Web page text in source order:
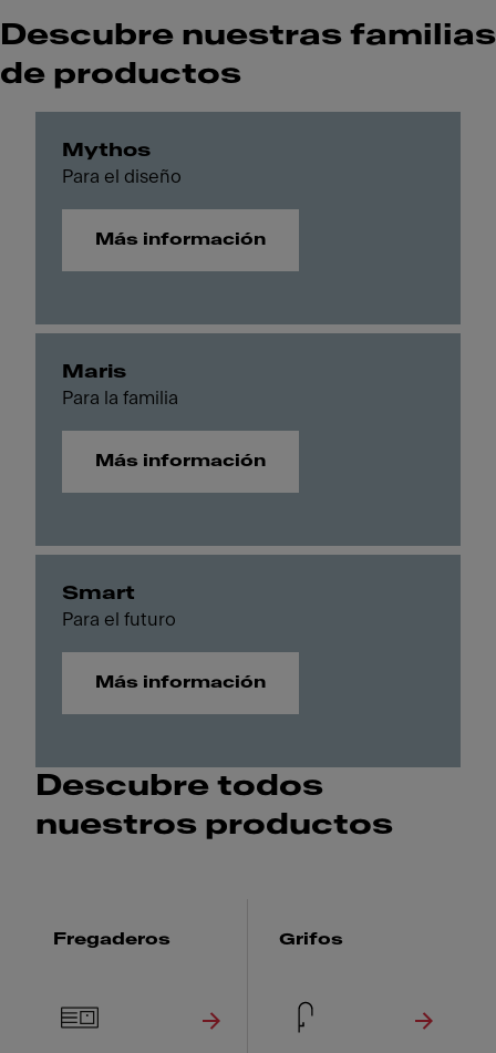
Descubre nuestras familias
de productos
Mythos
Para el diseño
Más información
Maris
Para la familia
Más información
Smart
Para el futuro
Más información
Descubre todos
nuestros productos
Fregaderos Grifos